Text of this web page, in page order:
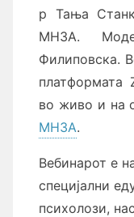
р Тања
МНЗА.
Филиповска.
платформата
во живо и на
МНЗА.
Вебинарот е
специјални
психолози,